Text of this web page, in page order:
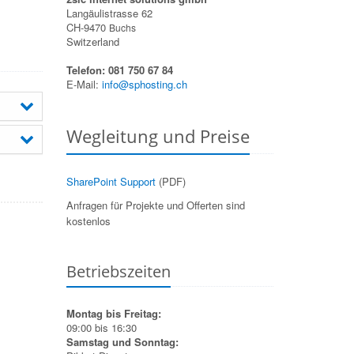
Langäulistrasse 62
CH-9470 Buchs
Switzerland
Telefon: 081 750 67 84
E-Mail: info@sphosting.ch
Wegleitung und Preise
SharePoint Support(PDF)
Anfragen für Projekte und Offerten sind
kostenlos
Betriebszeiten
Montag bis Freitag:
09:00 bis 16:30
Samstag und Sonntag: